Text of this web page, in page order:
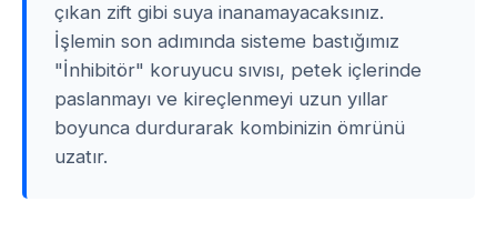
çıkan zift gibi suya inanamayacaksınız.
İşlemin son adımında sisteme bastığımız
"İnhibitör" koruyucu sıvısı, petek içlerinde
paslanmayı ve kireçlenmeyi uzun yıllar
boyunca durdurarak kombinizin ömrünü
uzatır.